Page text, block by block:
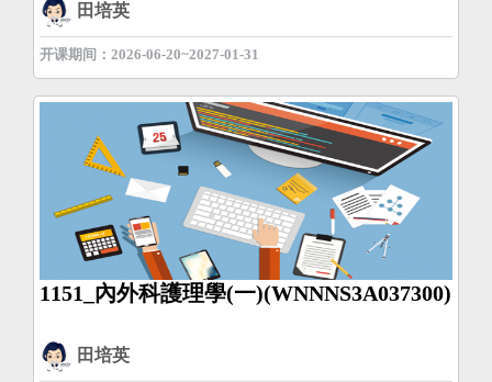
田培英
开课期间：2026-06-20~2027-01-31
1151_內外科護理學(一)(WNNNS3A037300)
田培英